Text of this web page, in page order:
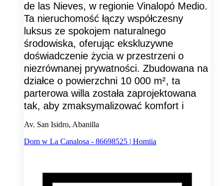
de las Nieves, w regionie Vinalopó Medio.
Ta nieruchomość łączy współczesny
luksus ze spokojem naturalnego
środowiska, oferując ekskluzywne
doświadczenie życia w przestrzeni o
niezrównanej prywatności. Zbudowana na
działce o powierzchni 10 000 m², ta
parterowa willa została zaprojektowana
tak, aby zmaksymalizować komfort i
Av. San Isidro, Abanilla
Dom w La Canalosa - 86698525 | Homiia